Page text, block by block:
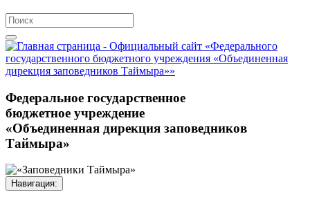
Федеральное государственное
«Объединенная дирекция заповедников
Таймыра»
О дирекции